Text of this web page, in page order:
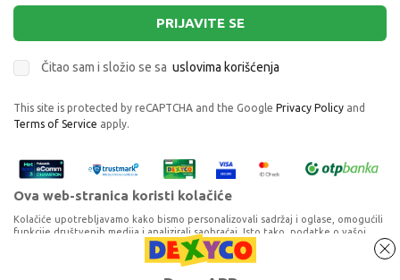
RAVENSBURGER PUZZLE (SLAGALICE) - CATS
PRIJAVITE SE
Čitao sam i složio se sa uslovima korišćenja
This site is protected by reCAPTCHA and the Google Privacy Policy and
Terms of Service apply.
Ova web-stranica koristi kolačiće
Kolačiće upotrebljavamo kako bismo personalizovali sadržaj i oglase, omogućili
funkcije društvenih medija i analizirali saobraćaj. Isto tako, podatke o vašoj
upotrebi naše web-lokacije delimo s partnerima za društvene medije,
oglašavanje i analizu, a oni ih mogu kombinovati s drugim podacima koje ste im
pružili ili koje su prikupili dok ste upotrebljavali njihove usluge. Nastavkom